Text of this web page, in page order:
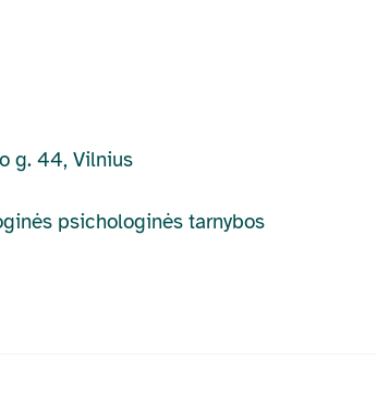
g. 44, Vilnius
psichologinės tarnybos